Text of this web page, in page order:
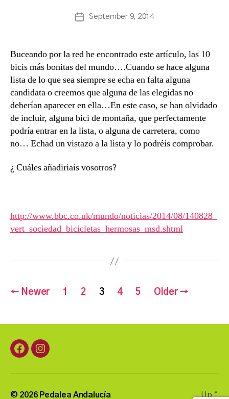
Post
n
PostSeptember 9, 2014
Buceando por la red he encontrado este artículo, las 10
bicis más bonitas del mundo….Cuando se hace alguna
lista de lo que sea siempre se echa en falta alguna
candidata o creemos que alguna de las elegidas no
deberían aparecer en ella…En este caso, se han olvidado
de incluir, alguna bici de montaña, que perfectamente
podría entrar en la lista, o alguna de carretera, como
no… Echad un vistazo a la lista y lo podréis comprobar.
¿ Cuáles añadiriais vosotros?
http://www.bbc.co.uk/mundo/noticias/2014/08/140828_
vert_sociedad_bicicletas_hermosas_msd.shtml
Posts
← Newer 1 2 3 4 5 Older →
FacebookInstagram
© 2026 Pedalea Andalucía Up↑